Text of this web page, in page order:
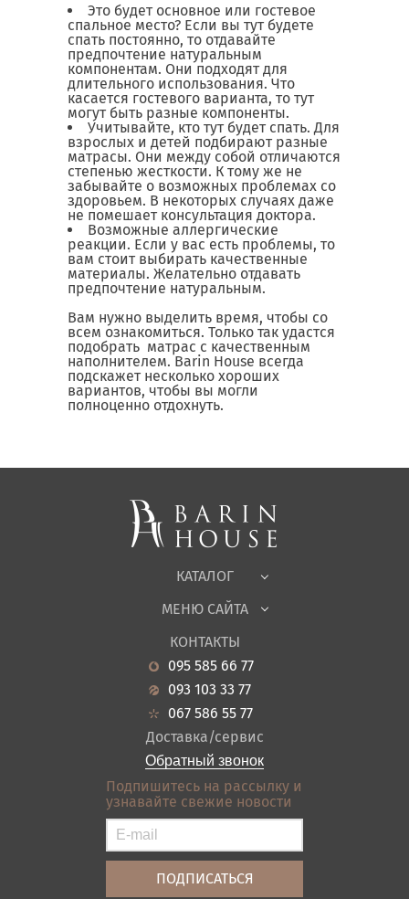
Это будет основное или гостевое
спальное место? Если вы тут будете
спать постоянно, то отдавайте
предпочтение натуральным
компонентам. Они подходят для
длительного использования. Что
касается гостевого варианта, то тут
могут быть разные компоненты.
Учитывайте, кто тут будет спать. Для
взрослых и детей подбирают разные
матрасы. Они между собой отличаются
степенью жесткости. К тому же не
забывайте о возможных проблемах со
здоровьем. В некоторых случаях даже
не помешает консультация доктора.
Возможные аллергические
реакции. Если у вас есть проблемы, то
вам стоит выбирать качественные
материалы. Желательно отдавать
предпочтение натуральным.
Вам нужно выделить время, чтобы со
всем ознакомиться. Только так удастся
подобрать матрас с качественным
наполнителем. Barin House всегда
подскажет несколько хороших
вариантов, чтобы вы могли
полноценно отдохнуть.
КАТАЛОГ
Спальни, Кровати
Корпусная мебель
Офисная мебель
Садовая мебель
Гостиная
Кухня
Прихожие
Ванная
Акции
МЕНЮ САЙТА
О нас
Новости
Гарантия
Кредит
Оплата и доставка
Отзывы
Контакты
Карта сайта
Условия покупки
КОНТАКТЫ
095 585 66 77
093 103 33 77
067 586 55 77
Доставка/сервис
Обратный звонок
Подпишитесь на рассылку и
узнавайте свежие новости